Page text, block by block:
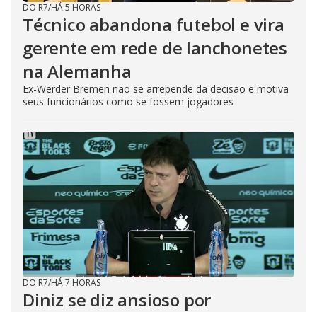
DO R7/HÁ 5 HORAS
Técnico abandona futebol e vira
gerente em rede de lanchonetes
na Alemanha
Ex-Werder Bremen não se arrepende da decisão e motiva
seus funcionários como se fossem jogadores
DO R7/HÁ 7 HORAS
Diniz se diz ansioso por